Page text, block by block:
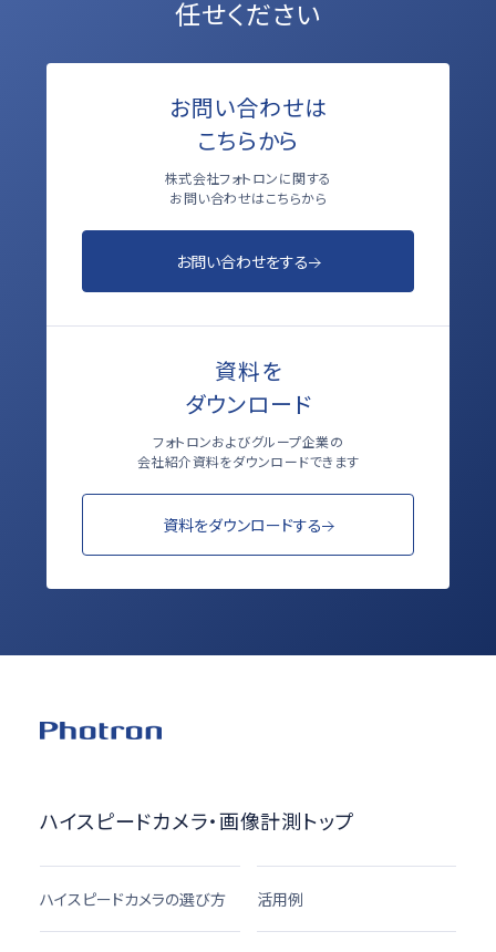
任せください
お問い合わせは
こちらから
株式会社フォトロンに関する
お問い合わせはこちらから
お問い合わせをする
資料を
ダウンロード
フォトロンおよびグループ企業の
会社紹介資料をダウンロードできます
資料をダウンロードする
ハイスピードカメラ・画像計測トップ
ハイスピードカメラの選び方 活用例